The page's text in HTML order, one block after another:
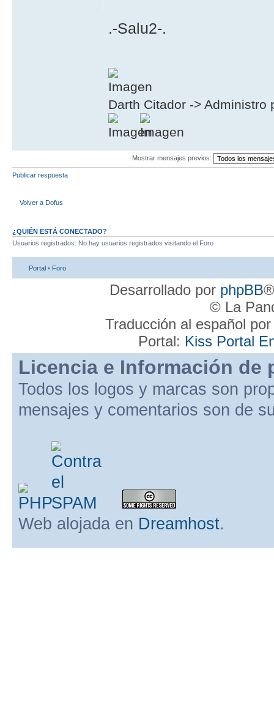
.-Salu2-.
Darth Citador -> Administro
Mostrar mensajes previos:
Publicar respuesta
Volver a Dofus
¿QUIÉN ESTÁ CONECTADO?
Usuarios registrados: No hay usuarios registrados visitando el Foro
Portal • Foro
Desarrollado por phpBB
© La
Traducción al español
Portal: Kiss Portal
Licencia e Información de
Todos los logos y marcas son
mensajes y comentarios son de
Web alojada en Dreamhost.